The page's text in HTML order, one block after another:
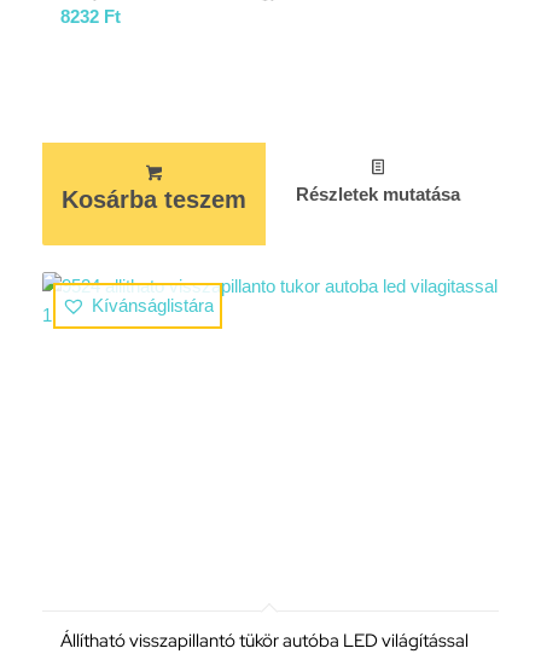
8232 Ft
Kosárba teszem Részletek mutatása
Kívánságlistára
Állítható visszapillantó tükör autóba LED világítással